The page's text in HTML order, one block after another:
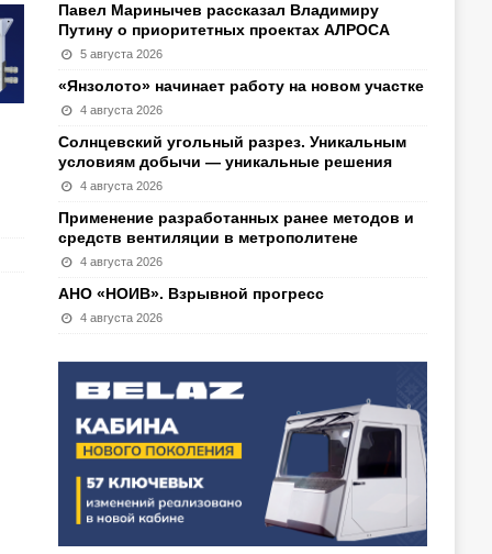
Павел Маринычев рассказал Владимиру
Путину о приоритетных проектах АЛРОСА
5 августа 2026
«Янзолото» начинает работу на новом участке
4 августа 2026
Солнцевский угольный разрез. Уникальным
условиям добычи — уникальные решения
4 августа 2026
Применение разработанных ранее методов и
средств вентиляции в метрополитене
4 августа 2026
АНО «НОИВ». Взрывной прогресс
4 августа 2026